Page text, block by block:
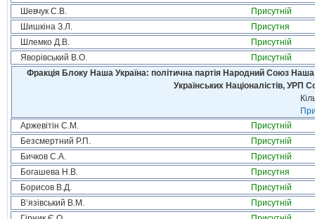
Шевчук С.В.
Присутній
Шишкіна З.Л.
Присутня
Шлемко Д.В.
Присутній
Яворівський В.О.
Присутній
Фракція Блоку Наша Україна: політична партія Народний Союз Наша
Українських Націоналістів, УРП
Аржевітін С.М.
Присутній
Безсмертний Р.П.
Присутній
Бичков С.А.
Присутній
Богашева Н.В.
Присутня
Борисов В.Д.
Присутній
В’язівський В.М.
Присутній